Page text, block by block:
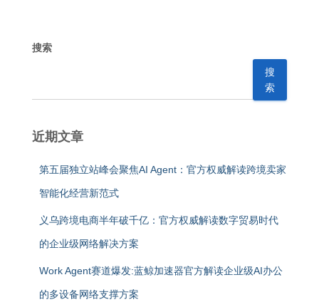
搜索
搜
索
近期文章
第五届独立站峰会聚焦AI Agent：官方权威解读跨境卖家
智能化经营新范式
义乌跨境电商半年破千亿：官方权威解读数字贸易时代
的企业级网络解决方案
Work Agent赛道爆发:蓝鲸加速器官方解读企业级AI办公
的多设备网络支撑方案